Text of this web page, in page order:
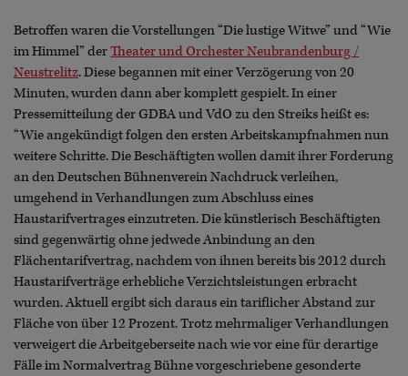
Betroffen waren die Vorstellungen “Die lustige Witwe” und “Wie
im Himmel” derTheater und Orchester Neubrandenburg /
Neustrelitz. Diese begannen mit einer Verzögerung von 20
Minuten, wurden dann aber komplett gespielt. In einer
Pressemitteilung der GDBA und VdO zu den Streiks heißt es:
“Wie angekündigt folgen den ersten Arbeitskampfnahmen nun
weitere Schritte. Die Beschäftigten wollen damit ihrer Forderung
an den Deutschen Bühnenverein Nachdruck verleihen,
umgehend in Verhandlungen zum Abschluss eines
Haustarifvertrages einzutreten. Die künstlerisch Beschäftigten
sind gegenwärtig ohne jedwede Anbindung an den
Flächentarifvertrag, nachdem von ihnen bereits bis 2012 durch
Haustarifverträge erhebliche Verzichtsleistungen erbracht
wurden. Aktuell ergibt sich daraus ein tariflicher Abstand zur
Fläche von über 12 Prozent. Trotz mehrmaliger Verhandlungen
verweigert die Arbeitgeberseite nach wie vor eine für derartige
Fälle im Normalvertrag Bühne vorgeschriebene gesonderte